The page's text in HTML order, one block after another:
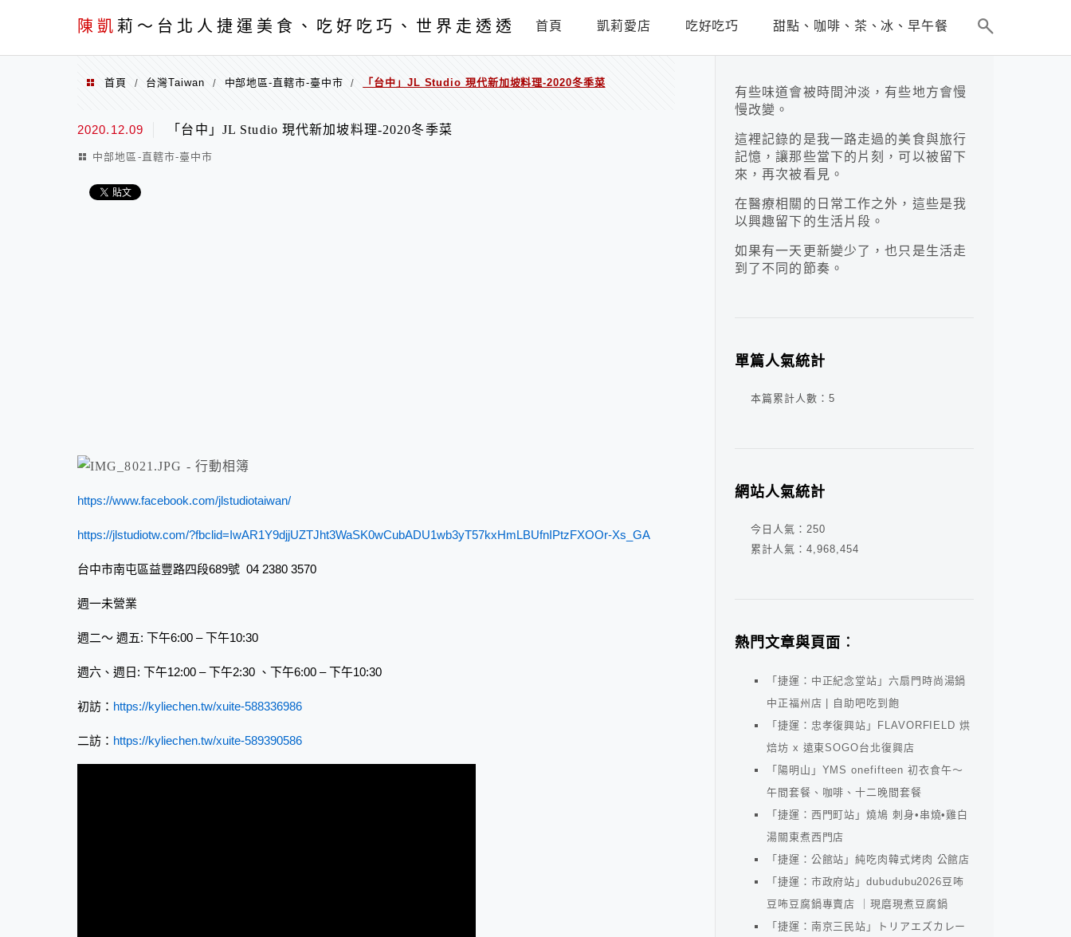
陳凱 莉～台北人捷運美食、吃好吃巧、世界走透透
menu
首頁 凱莉愛店 吃好吃巧 甜點、咖啡、茶、冰、早午餐
首頁 / 台灣Taiwan / 中部地區-直轄市-臺中市 / 「台中」JL Studio 現代新加坡料理-2020冬季菜
2020.12.09 「台中」JL Studio 現代新加坡料理-2020冬季菜
中部地區-直轄市-臺中市
https://www.facebook.com/jlstudiotaiwan/
https://jlstudiotw.com/?fbclid=IwAR1Y9djjUZTJht3WaSK0wCubADU1wb3yT57kxHmLBUfnIPtzFXOOr-Xs_GA
台中市南屯區益豐路四段689號 04 2380 3570
週一未營業
週二～ 週五: 下午6:00 – 下午10:30
週六、週日: 下午12:00 – 下午2:30 、下午6:00 – 下午10:30
初訪： https://kyliechen.tw/xuite-588336986
二訪： https://kyliechen.tw/xuite-589390586
有些味道會被時間沖淡，有些地方會慢
慢改變。
這裡記錄的是我一路走過的美食與旅行
記憶，讓那些當下的片刻，可以被留下
來，再次被看見。
在醫療相關的日常工作之外，這些是我
以興趣留下的生活片段。
如果有一天更新變少了，也只是生活走
到了不同的節奏。
單篇人氣統計
本篇累計人數： 5
網站人氣統計
今日人氣： 250
累計人氣： 4,968,454
熱門文章與頁面︰
「捷運：中正紀念堂站」六扇門時尚湯鍋
中正福州店 | 自助吧吃到飽
「捷運：忠孝復興站」FLAVORFIELD 烘
焙坊 x 遠東SOGO台北復興店
「陽明山」YMS onefifteen 初衣食午～
午間套餐、咖啡、十二晚間套餐
「捷運：西門町站」燒鳩 刺身•串燒•雞白
湯關東煮西門店
「捷運：公館站」純吃肉韓式烤肉 公館店
「捷運：市政府站」dubudubu2026豆咘
豆咘豆腐鍋專賣店 ｜現磨現煮豆腐鍋
「捷運：南京三民站」トリアエズカレー